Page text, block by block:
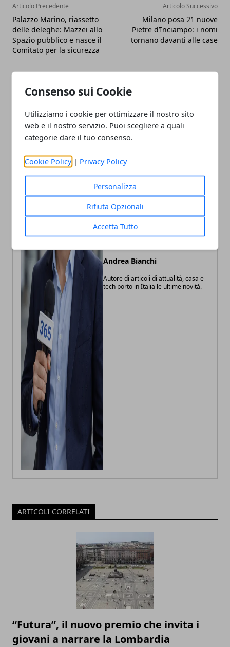
Consenso sui Cookie
Utilizziamo i cookie per ottimizzare il nostro sito
web e il nostro servizio. Puoi scegliere a quali
categorie dare il tuo consenso.
Cookie Policy | Privacy Policy
Personalizza
Rifiuta Opzionali
Accetta Tutto
Articolo Precedente
Palazzo Marino, riassetto
delle deleghe: Mazzei allo
Spazio pubblico e nasce il
Comitato per la sicurezza
Articolo Successivo
Milano posa 21 nuove
Pietre d’Inciampo: i nomi
tornano davanti alle case
Andrea Bianchi
Autore di articoli di attualità, casa e
tech porto in Italia le ultime novità.
ARTICOLI CORRELATI
“Futura”, il nuovo premio che invita i
giovani a narrare la Lombardia